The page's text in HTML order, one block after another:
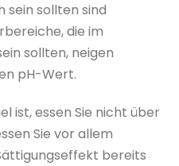
sein sollten sind
die im
sollten, neigen
pH-Wert.
ist, essen Sie nicht über
Sie vor allem
bereits